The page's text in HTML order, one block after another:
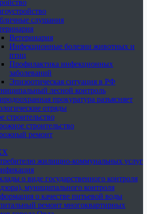
слушания
Ветеринария
Инфекционные болезни животных и
птиц
Профилактика инфекционных
заболеваний
Эпизоотическая ситуация в РФ
лесной контроль
прокуратура разъясняет
отряды
строительство
строительство
ремонт
жилищно-коммунальных услуг
о виде государственного контроля
муниципального контроля
о качестве питьевой воды
ремонт многоквартирных